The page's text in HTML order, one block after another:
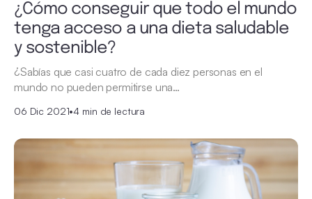
¿Cómo conseguir que todo el mundo
tenga acceso a una dieta saludable
y sostenible?
¿Sabías que casi cuatro de cada diez personas en el
mundo no pueden permitirse una…
06 Dic 2021•4 min de lectura